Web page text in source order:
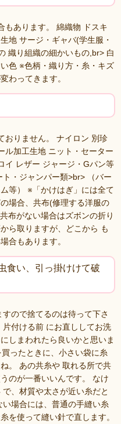
もあります。 綿織物 ドスキ
地 サージ・ギャバ(学生服・
織り組織の細かいもの,br> 白
色 ※色柄・織り方・糸・キズ
わってきます。
おりません。 ナイロン 別珍
ル加工生地 ニット・セーター
イ レザー ジャージ・Gパン等
・ジャンパー類>br> （バー
等） ※「かけはぎ」には全て
場合、共布(修理する洋服の
布がない場合はズボンの折り
ら取りますが、どこから も
合もあります。
食い、引っ掛けけて破
ので捨てるのは待って下さ
付ける前 にお直ししてお洗
しまわれたら良いかと思いま
ったときに、小さい袋に糸
。 あの共糸や 取れる所で共
のが一番いいんです。 なけ
、材質や太さが近い糸だと
場合には、普通の手縫い糸
を使って縫い針で直します。